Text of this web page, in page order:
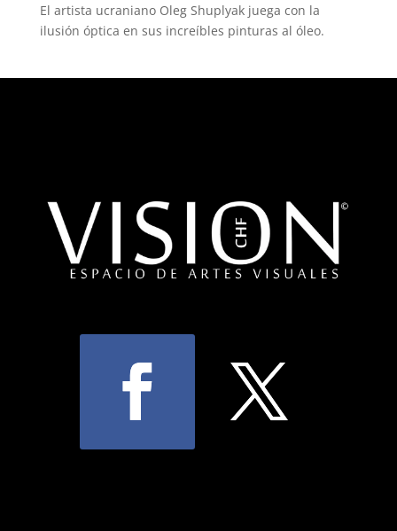
El artista ucraniano Oleg Shuplyak juega con la
ilusión óptica en sus increíbles pinturas al óleo.